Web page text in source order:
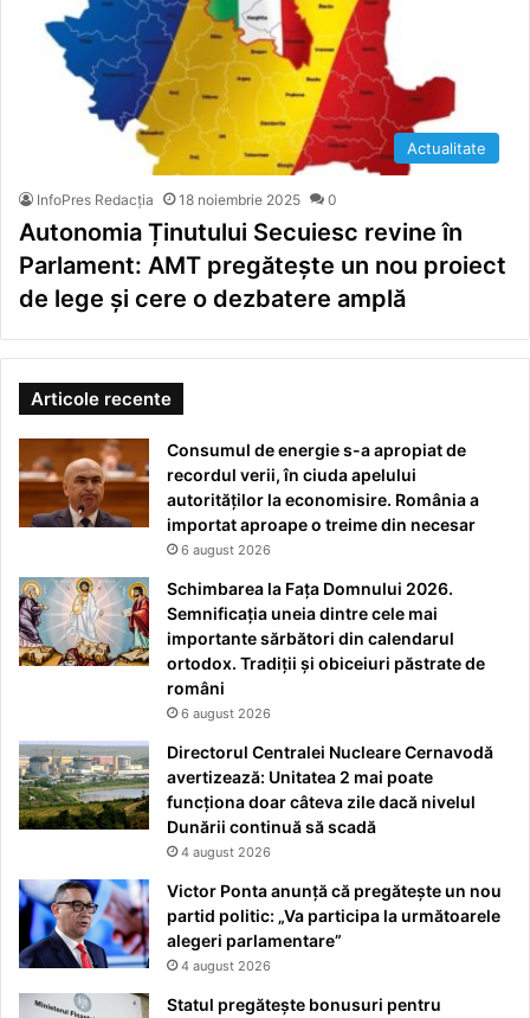
Actualitate
InfoPres Redacția 18 noiembrie 2025 0
Autonomia Ținutului Secuiesc revine în
Parlament: AMT pregătește un nou proiect
de lege și cere o dezbatere amplă
Articole recente
Consumul de energie s-a apropiat de
recordul verii, în ciuda apelului
autorităților la economisire. România a
importat aproape o treime din necesar
6 august 2026
Schimbarea la Fața Domnului 2026.
Semnificația uneia dintre cele mai
importante sărbători din calendarul
ortodox. Tradiții și obiceiuri păstrate de
români
6 august 2026
Directorul Centralei Nucleare Cernavodă
avertizează: Unitatea 2 mai poate
funcționa doar câteva zile dacă nivelul
Dunării continuă să scadă
4 august 2026
Victor Ponta anunță că pregătește un nou
partid politic: „Va participa la următoarele
alegeri parlamentare”
4 august 2026
Statul pregătește bonusuri pentru